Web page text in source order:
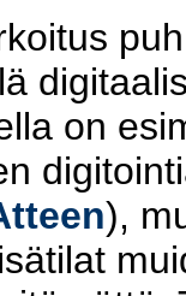
on
),